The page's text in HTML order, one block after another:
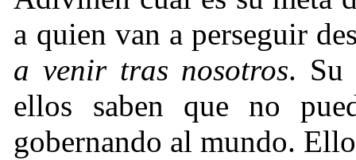
a quien van a perseguir
a venir tras nosotros. Su
ellos saben que no
gobernando al mundo.